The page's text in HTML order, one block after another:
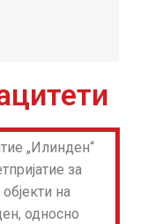
„Илинден“
за
на
односно